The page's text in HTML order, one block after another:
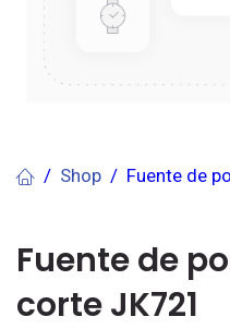
Shop Fuente de
Fuente de
corte JK721